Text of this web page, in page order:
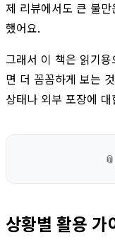
제 리뷰에서도 큰 불
했어요.
그래서 이 책은 읽기
면 더 꼼꼼하게 보는
상태나 외부 포장에
📎
상황별 활용 가